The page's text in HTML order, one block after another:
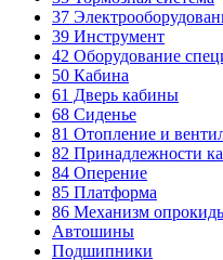
37
39 Инструмент
42 Оборудование
50 Кабина
61 Дверь кабины
68 Сиденье
81 Отопление и
82 Принадлежности
84 Оперение
85 Платформа
86 Механизм
Автошины
Подшипники